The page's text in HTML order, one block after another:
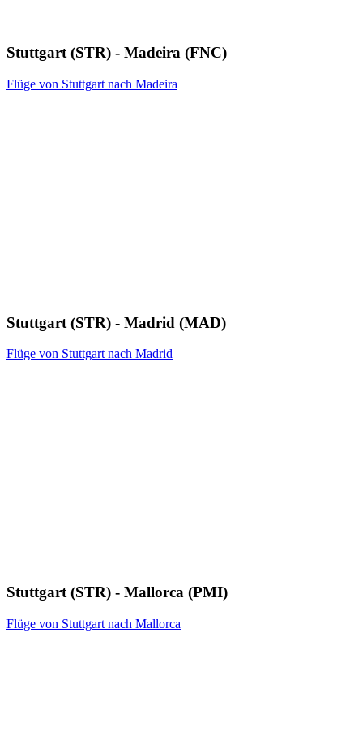
Stuttgart (STR) - Madeira (FNC)
Flüge von Stuttgart nach Madeira
Stuttgart (STR) - Madrid (MAD)
Flüge von Stuttgart nach Madrid
Stuttgart (STR) - Mallorca (PMI)
Flüge von Stuttgart nach Mallorca